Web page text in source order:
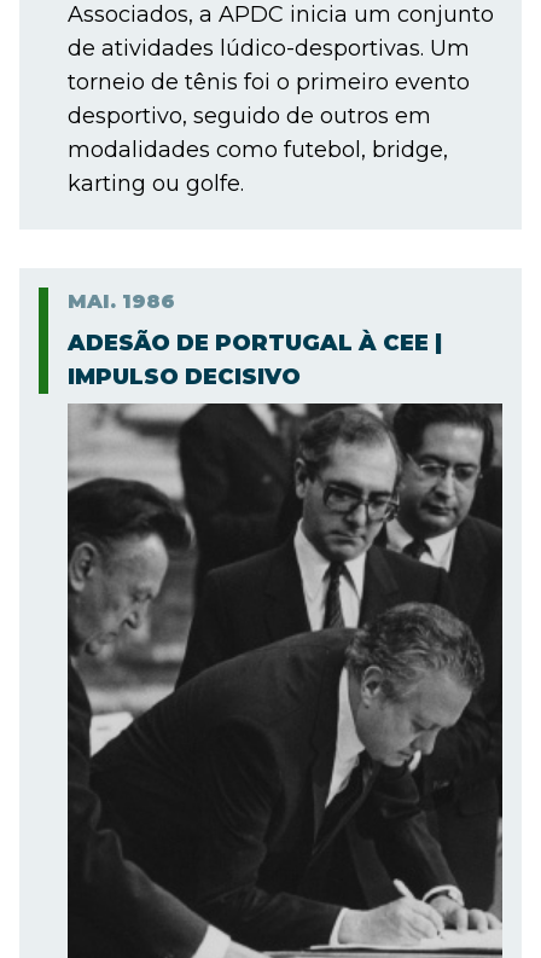
Associados, a APDC inicia um conjunto
de atividades lúdico-desportivas. Um
torneio de tênis foi o primeiro evento
desportivo, seguido de outros em
modalidades como futebol, bridge,
karting ou golfe.
MAI. 1986
ADESÃO DE PORTUGAL À CEE |
IMPULSO DECISIVO